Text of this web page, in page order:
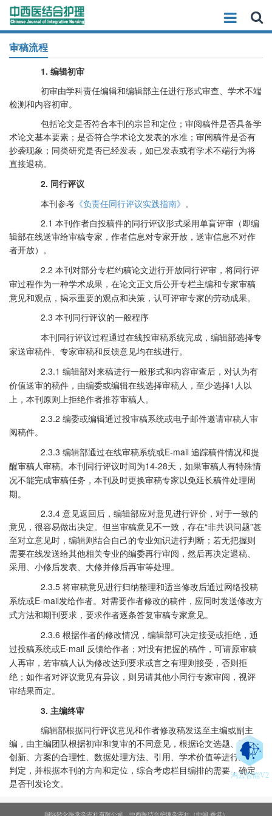
审稿流程
1. 编辑初审
初审由学科责任编辑和编辑部主任进行形式审查、学术不端
检测和内容初审。
包括论文是否符合本刊的宗旨和定位；审阅稿件是否具备学
术论文基本要素；是否符合学术论文发表的水准；审阅稿件是否有
抄袭现象；同类研究是否已经发表，如已发表或有学术不端行为将
直接退稿。
2. 同行评议
本刊参考 《负责任同行评议实践指南》 。
2.1 本刊作者自投稿件的同行评议形式采用单盲评审（即编
辑部在线送审给审稿专家，作者信息对专家开放，送审信息不对作
者开放）。
2.2 本刊对部分专栏约稿论文进行开放同行评审，将同行评
审过程作为一种学术成果，在论文正文后公开专栏主编和专家审稿
意见和观点，揭示重要的观点和决策，认可评审专家的劳动成果。
2.3 本刊同行评议的一般程序
本刊同行评议过程通过在线投审稿系统完成， 编辑部选择专
家送审稿件、专家审稿和反馈意见均在线进行。
2.3.1 编辑部对来稿进行一般形式和内容审查后，对认为有
价值送审的稿件，由编委或编辑在线选择审稿人，至少选择1 人以
上，本刊原则上拒绝作者推荐审稿人。
2.3.2 编委或编辑通过投审稿系统或电子邮件邀请审稿人审
阅稿件。
2.3.3 编辑部通过在线审稿系统或E-mail 追踪稿件情况和提
醒审稿人审稿。本刊同行评议时间为14-28天，如果审稿人有特殊情
况不能完成审稿任务，本刊及时更换审稿专家以免延长稿件处理周
期。
2.3.4 意见返回后，编辑部应对意见进行评价，对于一致的
意见，很容易做出决定。但当审稿意见不一致，存在“非共识问题”甚
至对立意见时，编辑则结合自己的专业知识进行判断；若无把握则
需要在线发送给其他相关专业的编委再行审阅，然后再决定退稿、
采用、小修后发表、大修并修后再审等处理。
2.3.5 将审稿意见进行归纳整理和适当修改后通过网络投稿
系统或E-mail发给作者。对需要作者修改的稿件，应同时发送修改方
式方法和期刊要求，要求作者逐条答复审稿专家意见。
2.3.6 根据作者的修改情况，编辑部可决定接受或拒绝，通
过投稿系统或E-mail 反馈给作者；对没有把握的稿件，可请原审稿
人再审，若审稿人认为修改达到要求或言之有理则接受，否则拒
绝；如作者对评议意见有异议，则另请其他小同行专家审阅，视评
审结果而定。
3. 主编终审
编辑部根据同行评议意见和作者修改稿发送至主编或副主
编，由主编团队根据初审和复审的不同意见，根据论文选题、研究
创新、方案的合理性、数据处理方法、引用、学术价值等进行最终
判定，并根据本刊的方向和定位，综合考虑栏目编排的需要，确定
是否刊发论文。
国际转化医学杂志社有限公司、中西医结合护理杂志社（中国 香港）
鸿云智能V2